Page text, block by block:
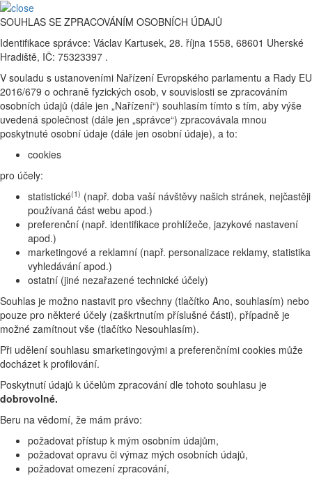
SOUHLAS SE ZPRACOVÁNÍM OSOBNÍCH ÚDAJŮ
Identifikace správce: Václav Kartusek, 28. října 1558, 68601 Uherské
Hradiště, IČ: 75323397 .
V souladu s ustanoveními Nařízení Evropského parlamentu a Rady EU
2016/679 o ochraně fyzických osob, v souvislosti se zpracováním
osobních údajů (dále jen „Nařízení“) souhlasím tímto s tím, aby výše
uvedená společnost (dále jen „správce“) zpracovávala mnou
poskytnuté osobní údaje (dále jen osobní údaje), a to:
cookies
pro účely:
statistické(1) (např. doba vaší návštěvy našich stránek, nejčastěji
používaná část webu apod.)
preferenční (např. identifikace prohlížeče, jazykové nastavení
apod.)
marketingové a reklamní (např. personalizace reklamy, statistika
vyhledávání apod.)
ostatní (jiné nezařazené technické účely)
Souhlas je možno nastavit pro všechny (tlačítko Ano, souhlasím) nebo
pouze pro některé účely (zaškrtnutím příslušné části), případně je
možné zamítnout vše (tlačítko Nesouhlasím).
Při udělení souhlasu smarketingovými a preferenčními cookies může
docházet k profilování.
Poskytnutí údajů k účelům zpracování dle tohoto souhlasu je
dobrovolné.
Beru na vědomí, že mám právo:
požadovat přístup k mým osobním údajům,
požadovat opravu či výmaz mých osobních údajů,
požadovat omezení zpracování,